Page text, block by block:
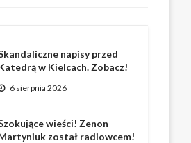
napisy przed
w Kielcach. Zobacz!
6 sierpnia 2026
wieści! Zenon
został radiowcem!